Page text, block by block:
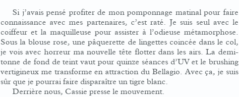
Si j’avais pensé profiter de mon pomponnage matinal pour faire
connaissance avec mes partenaires, c’est raté. Je suis seul avec le
coiffeur et la maquilleuse pour assister à l’odieuse métamorphose.
Sous la blouse rose, une pâquerette de lingettes coincée dans le col,
je vois avec horreur ma nouvelle tête flotter dans les airs. La demi-
tonne de fond de teint vaut pour quinze séances d’UV et le brushing
vertigineux me transforme en attraction du Bellagio. Avec ça, je suis
sûr que je pourrai faire disparaître un tigre blanc.
Derrière nous, Cassie presse le mouvement.